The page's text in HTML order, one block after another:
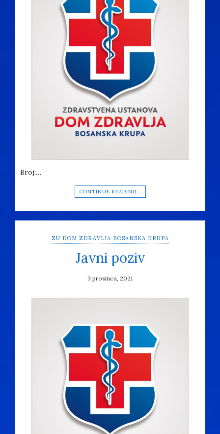
Broj:…
CONTINUE READING…
ZU DOM ZDRAVLJA BOSANSKA KRUPA
Javni poziv
3 prosinca, 2021